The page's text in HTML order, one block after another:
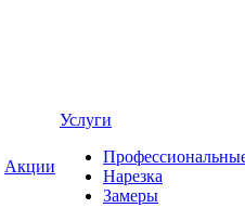
Акции
Услуги
Нарезка
Замеры